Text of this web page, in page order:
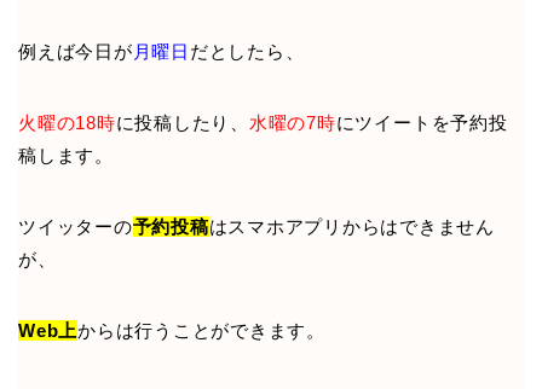
例えば今日が 月曜日 だとしたら、
火曜の18時に投稿したり、 水曜の7時にツイートを予約投
稿します。
ツイッターの予約投稿はスマホアプリからはできません
が、
Web上からは行うことができます。